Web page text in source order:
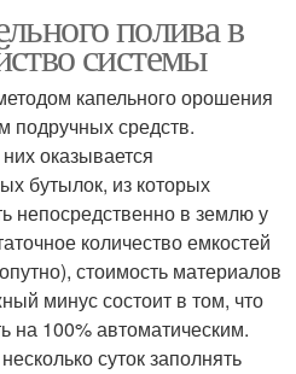
полива в
системы
капельного орошения
подручных средств.
оказывается
бутылок, из которых
непосредственно в землю у
количество емкостей
стоимость материалов
минус состоит в том, что
на 100% автоматическим.
суток заполнять